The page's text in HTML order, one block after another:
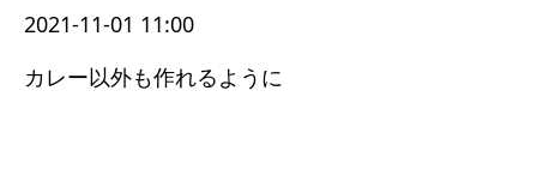
2021-11-01 11:00
カレー以外も作れるように